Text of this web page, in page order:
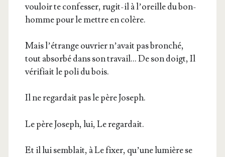
vou­loir te confes­ser, rugit-il à l’o­reille du bon­
homme pour le mettre en colère.
Mais l’é­trange ouvrier n’a­vait pas bron­ché,
tout absor­bé dans son tra­vail… De son doigt, Il
véri­fiait le poli du bois.
Il ne regar­dait pas le père Joseph.
Le père Joseph, lui, Le regardait.
Et il lui sem­blait, à Le fixer, qu’une lumière se